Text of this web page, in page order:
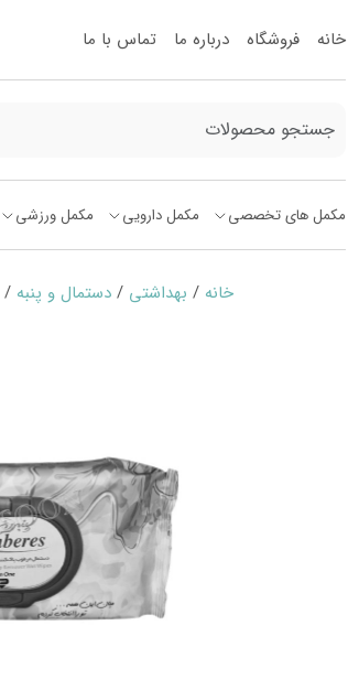
خانه فروشگاه درباره ما تماس با ما
مکمل های تخصصی مکمل دارویی مکمل ورزشی
خانه / بهداشتی / دستمال و پنبه /